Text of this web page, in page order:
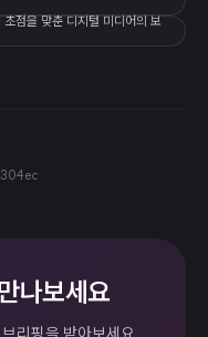
점을 맞춘 디지털 미디어의 보
나보세요